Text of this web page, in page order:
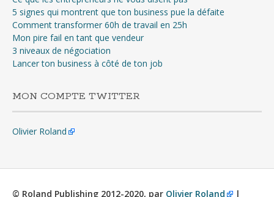
5 signes qui montrent que ton business pue la défaite
Comment transformer 60h de travail en 25h
Mon pire fail en tant que vendeur
3 niveaux de négociation
Lancer ton business à côté de ton job
MON COMPTE TWITTER
Olivier Roland
© Roland Publishing 2012-2020, par Olivier Roland |